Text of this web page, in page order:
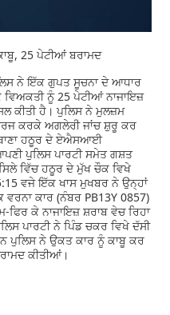
25 ਪੇਟੀਆਂ ਬਰਾਮਦ
ਨੇ ਇੱਕ ਗੁਪਤ ਸੂਚਨਾ ਦੇ ਆਧਾਰ
ਨੂੰ 25 ਪੇਟੀਆਂ ਨਾਜਾਇਜ਼
ਕੀਤੀ ਹੈ। ਪੁਲਿਸ ਨੇ ਮੁਲਜ਼ਮ
ਕਰਕੇ ਅਗਲੇਰੀ ਜਾਂਚ ਸ਼ੁਰੂ ਕਰ
ਥਾਣਾ ਹਠੂਰ ਦੇ ਏਐਸਆਈ
ਪੁਲਿਸ ਪਾਰਟੀ ਸਮੇਤ ਗਸ਼ਤ
ਵਿੱਚ ਹਠੂਰ ਦੇ ਮੁੱਖ ਚੌਕ ਵਿਖੇ
ਵਜੇ ਇੱਕ ਖਾਸ ਮੁਖਬਰ ਨੇ ਉਨ੍ਹਾਂ
ਕਾਰ (ਨੰਬਰ PB13Y 0857)
ਕੇ ਨਾਜਾਇਜ਼ ਸ਼ਰਾਬ ਵੇਚ ਰਿਹਾ
ਪਾਰਟੀ ਨੇ ਪਿੰਡ ਚਕਰ ਵਿਖੇ ਦੱਸੀ
ਪੁਲਿਸ ਨੇ ਉਕਤ ਕਾਰ ਨੂੰ ਕਾਬੂ ਕਰ
ਕੀਤੀਆਂ।